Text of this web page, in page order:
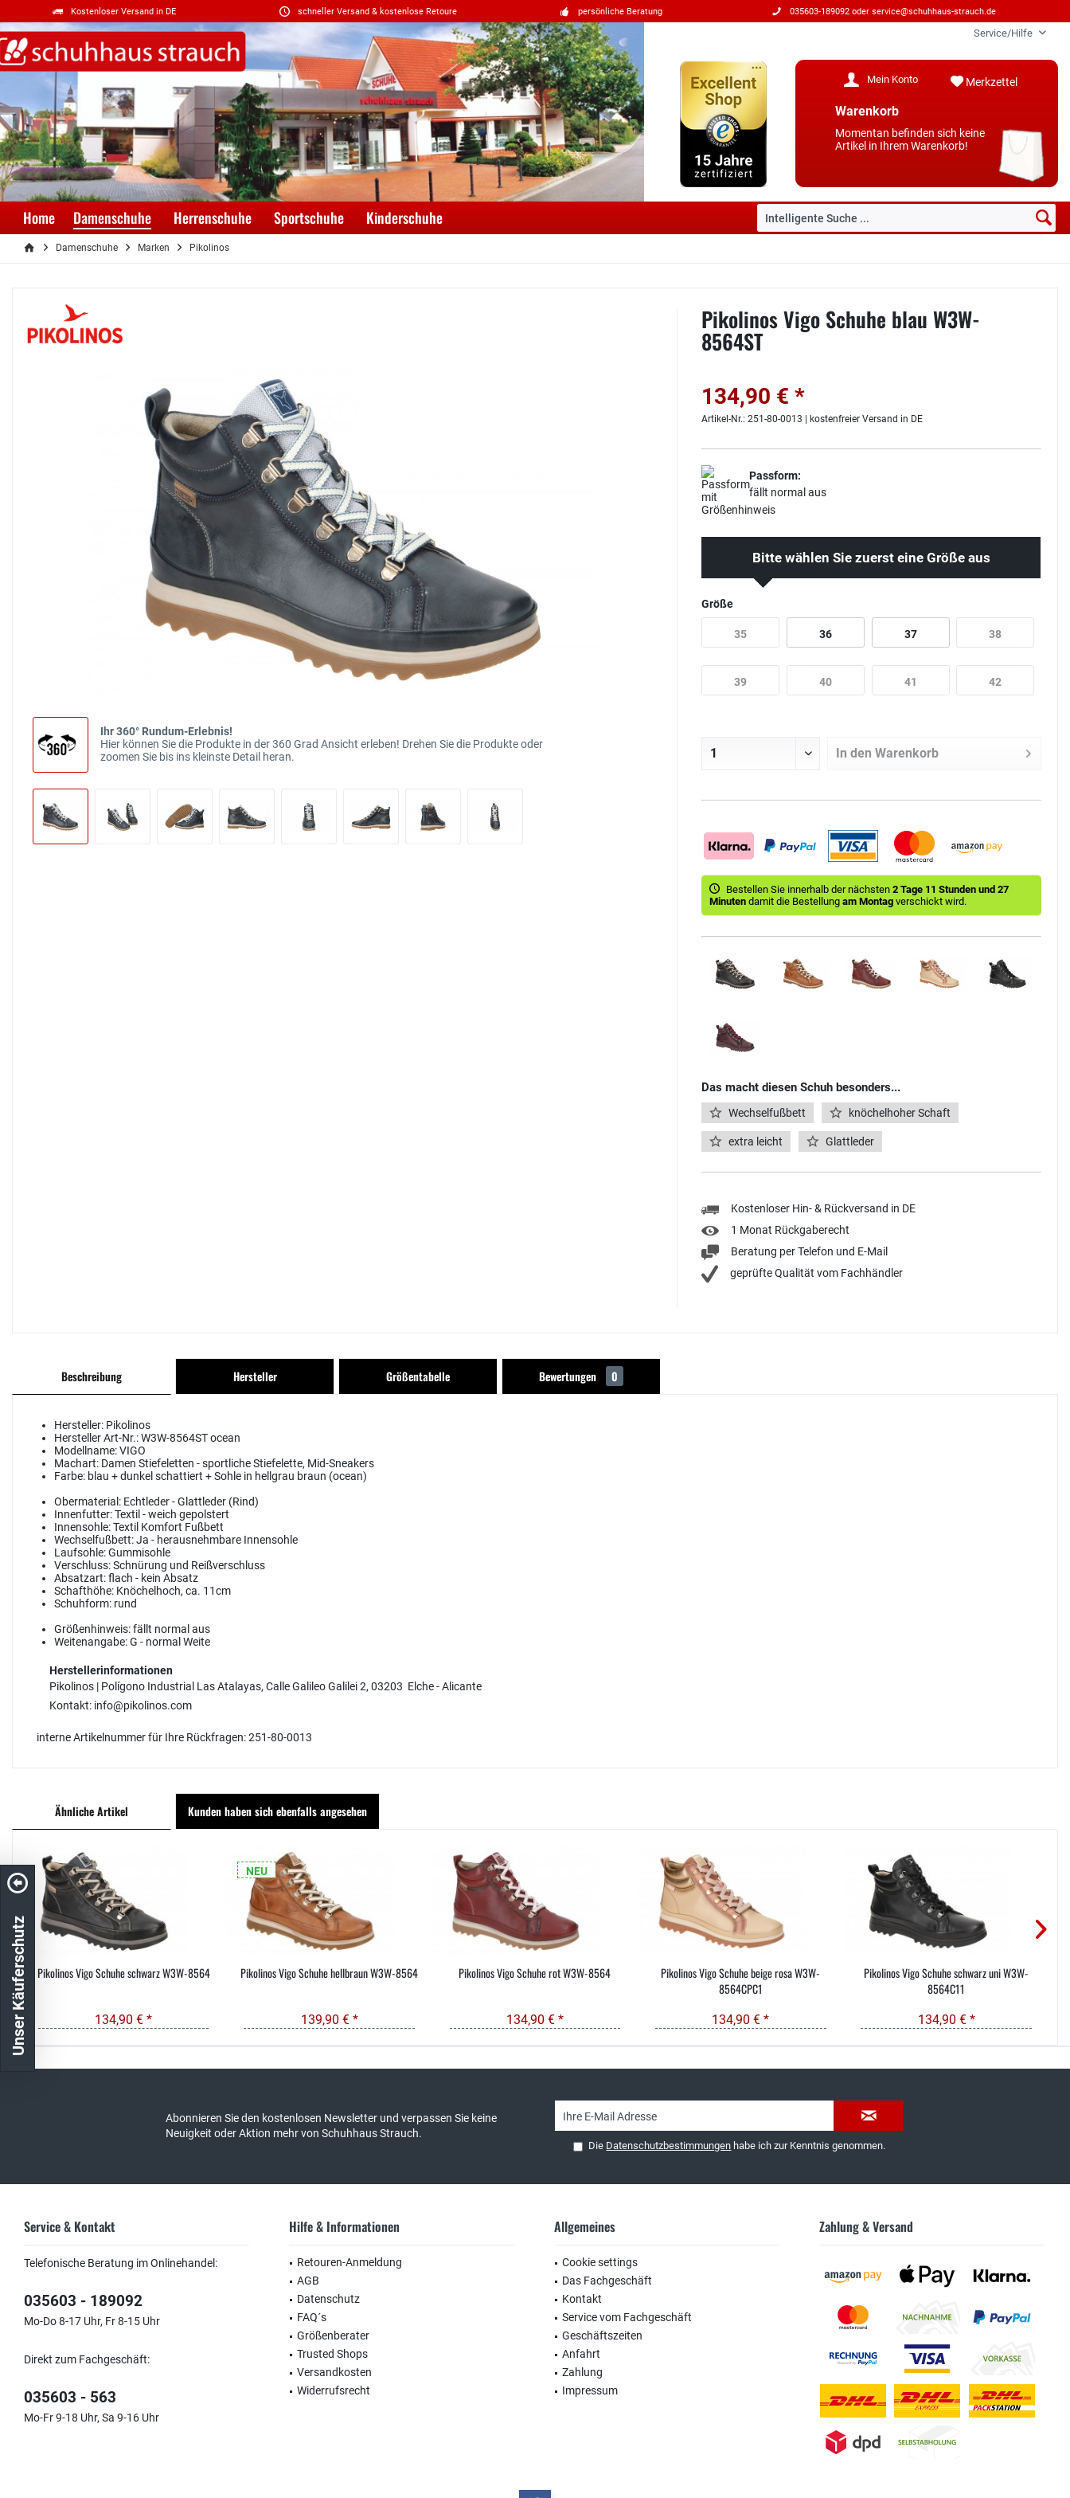
Kostenloser Versand in DE schneller Versand & kostenlose Retoure persönliche Beratung 035603-189092 oder service@schuhhaus-strauch.de
Service/Hilfe
Merkzettel
Mein Konto
Warenkorb
Momentan befinden sich keine
Artikel in Ihrem Warenkorb!
Home Damenschuhe Herrenschuhe Sportschuhe Kinderschuhe
Damenschuhe Marken Pikolinos
Ihr 360° Rundum-Erlebnis!
Hier können Sie die Produkte in der 360 Grad Ansicht erleben! Drehen Sie die Produkte oder
zoomen Sie bis ins kleinste Detail heran.
Pikolinos Vigo Schuhe blau W3W-
8564ST
134,90 € *
Artikel-Nr.: 251-80-0013 | kostenfreier Versand in DE
Passform:
fällt normal aus
Bitte wählen Sie zuerst eine Größe aus
Größe
35 36 37 38
39 40 41 42
In den Warenkorb
Bestellen Sie innerhalb der nächsten2 Tage 11 Stunden und 27
Minutendamit die Bestellungam Montag verschickt wird.
Das macht diesen Schuh besonders...
Wechselfußbett knöchelhoher Schaft
extra leicht Glattleder
Kostenloser Hin- & Rückversand in DE
1 Monat Rückgaberecht
Beratung per Telefon und E-Mail
geprüfte Qualität vom Fachhändler
Beschreibung Hersteller Größentabelle Bewertungen 0
Hersteller: Pikolinos
Hersteller Art-Nr.:W3W-8564ST ocean
Modellname:VIGO
Machart: Damen Stiefeletten - sportliche Stiefelette, Mid-Sneakers
Farbe: blau + dunkel schattiert + Sohle in hellgrau braun (ocean)
Obermaterial: Echtleder - Glattleder (Rind)
Innenfutter:Textil - weich gepolstert
Innensohle:Textil Komfort Fußbett
Wechselfußbett:Ja - herausnehmbare Innensohle
Laufsohle:Gummisohle
Verschluss:Schnürung und Reißverschluss
Absatzart:flach - kein Absatz
Schafthöhe: Knöchelhoch, ca. 11cm
Schuhform: rund
Größenhinweis:fällt normal aus
Weitenangabe:G - normal Weite
Herstellerinformationen
Pikolinos | Polígono Industrial Las Atalayas, Calle Galileo Galilei 2, 03203 Elche - Alicante
Kontakt: info@pikolinos.com
interne Artikelnummer für Ihre Rückfragen: 251-80-0013
Ähnliche Artikel Kunden haben sich ebenfalls angesehen
Pikolinos Vigo Schuhe schwarz W3W-8564
134,90 € *
NEU
Pikolinos Vigo Schuhe hellbraun W3W-8564
139,90 € *
Pikolinos Vigo Schuhe rot W3W-8564
134,90 € *
Pikolinos Vigo Schuhe beige rosa W3W-
8564CPC1
134,90 € *
Pikolinos Vigo Schuhe schwarz uni W3W-
8564C11
134,90 € *
Abonnieren Sie den kostenlosen Newsletter und verpassen Sie keine
Neuigkeit oder Aktion mehr von Schuhhaus Strauch.
Die Datenschutzbestimmungen habe ich zur Kenntnis genommen.
Service & Kontakt
Telefonische Beratung im Onlinehandel:
035603 - 189092
Mo-Do 8-17 Uhr, Fr 8-15 Uhr
Direkt zum Fachgeschäft:
035603 - 563
Mo-Fr 9-18 Uhr, Sa 9-16 Uhr
Hilfe & Informationen
Retouren-Anmeldung
AGB
Datenschutz
FAQ´s
Größenberater
Trusted Shops
Versandkosten
Widerrufsrecht
Allgemeines
Cookie settings
Das Fachgeschäft
Kontakt
Service vom Fachgeschäft
Geschäftszeiten
Anfahrt
Zahlung
Impressum
Zahlung & Versand
Unser Käuferschutz